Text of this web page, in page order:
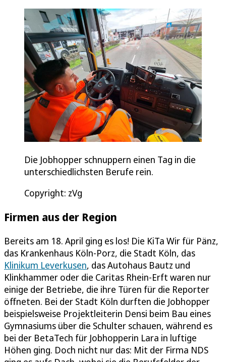
Die Jobhopper schnuppern einen Tag in die
unterschiedlichsten Berufe rein.
Copyright: zVg
Firmen aus der Region
Bereits am 18. April ging es los! Die KiTa Wir für Pänz,
das Krankenhaus Köln-Porz, die Stadt Köln, das
Klinikum Leverkusen, das Autohaus Bautz und
Klinkhammer oder die Caritas Rhein-Erft waren nur
einige der Betriebe, die ihre Türen für die Reporter
öffneten. Bei der Stadt Köln durften die Jobhopper
beispielsweise Projektleiterin Densi beim Bau eines
Gymnasiums über die Schulter schauen, während es
bei der BetaTech für Jobhopperin Lara in luftige
Höhen ging. Doch nicht nur das: Mit der Firma NDS